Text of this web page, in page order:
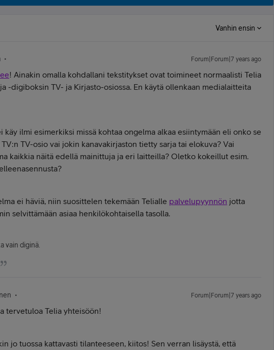
Vanhin ensin
Forum|Forum|7 years ago
! Ainakin omalla kohdallani tekstitykset ovat toimineet normaalisti Telia
-digiboksin TV- ja Kirjasto-osiossa. En käytä ollenkaan medialaitteita
käy ilmi esimerkiksi missä kohtaa ongelma alkaa esiintymään eli onko se
TV-osio vai jokin kanavakirjaston tietty sarja tai elokuva? Vai
kaikkia näitä edellä mainittuja ja eri laitteilla? Oletko kokeillut esim.
ei häviä, niin suosittelen tekemään Telialle palvelupyynnön jotta
selvittämään asiaa henkilökohtaisella tasolla.
vain diginä.
Forum|Forum|7 years ago
tervetuloa Telia yhteisöön!
jo tuossa kattavasti tilanteeseen, kiitos! Sen verran lisäystä, että